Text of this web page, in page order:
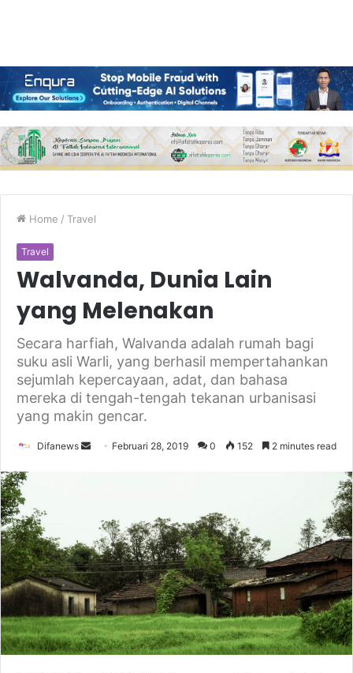
Home / Travel
Travel
Walvanda, Dunia Lain
yang Melenakan
Secara harfiah, Walvanda adalah rumah bagi
suku asli Warli, yang berhasil mempertahankan
sejumlah kepercayaan, adat, dan bahasa
mereka di tengah-tengah tekanan urbanisasi
yang makin gencar.
Difanews
Send Februari 28, 2019 0 152 2 minutes read